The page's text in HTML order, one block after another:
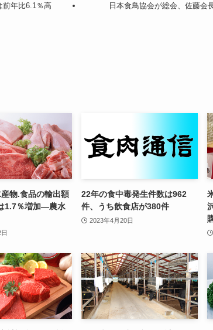
前年比6.1％高 日本食鳥協会が総会、佐藤会
物.食品の輸出額
1.7％増加—農水
22年の食中毒発生件数は962
件、うち飲食店が380件
2023年4月20日